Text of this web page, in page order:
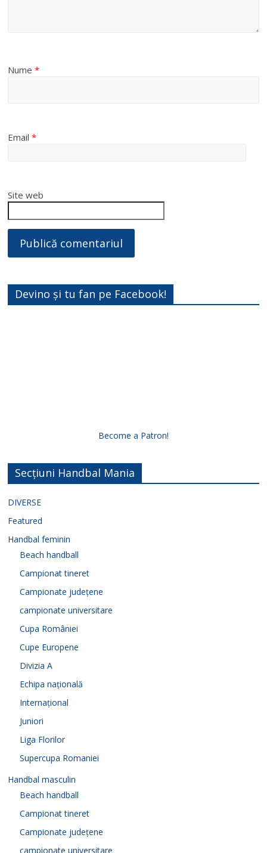
Nume*
Email*
Site web
Devino și tu fan pe Facebook!
Become a Patron!
Secțiuni Handbal Mania
DIVERSE
Featured
Handbal feminin
Beach handball
Campionat tineret
Campionate județene
campionate universitare
Cupa României
Cupe Europene
Divizia A
Echipa națională
Internațional
Juniori
Liga Florilor
Supercupa Romaniei
Handbal masculin
Beach handball
Campionat tineret
Campionate județene
campionate universitare